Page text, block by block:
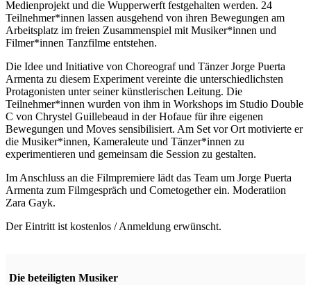
Medienprojekt und die Wupperwerft festgehalten werden. 24
Teilnehmer*innen lassen ausgehend von ihren Bewegungen am
Arbeitsplatz im freien Zusammenspiel mit Musiker*innen und
Filmer*innen Tanzfilme entstehen.
Die Idee und Initiative von Choreograf und Tänzer Jorge Puerta
Armenta zu diesem Experiment vereinte die unterschiedlichsten
Protagonisten unter seiner künstlerischen Leitung. Die
Teilnehmer*innen wurden von ihm in Workshops im Studio Double
C von Chrystel Guillebeaud in der Hofaue für ihre eigenen
Bewegungen und Moves sensibilisiert. Am Set vor Ort motivierte er
die Musiker*innen, Kameraleute und Tänzer*innen zu
experimentieren und gemeinsam die Session zu gestalten.
Im Anschluss an die Filmpremiere lädt das Team um Jorge Puerta
Armenta zum Filmgespräch und Cometogether ein. Moderatiion
Zara Gayk.
Der Eintritt ist kostenlos / Anmeldung erwünscht.
Die beteiligten Musiker